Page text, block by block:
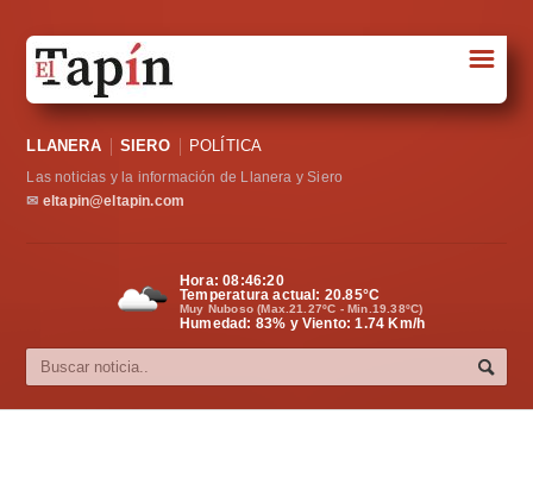
Sociedad
Política
Cultura
☰
LLANERA SIERO POLÍTICA
Las noticias y la información de Llanera y Siero
✉ eltapin@eltapin.com
Hora:08:46:21
Temperatura actual: 20.85°C
Muy Nuboso (Max.21.27ºC - Min.19.38ºC)
Humedad: 83% y Viento: 1.74 Km/h